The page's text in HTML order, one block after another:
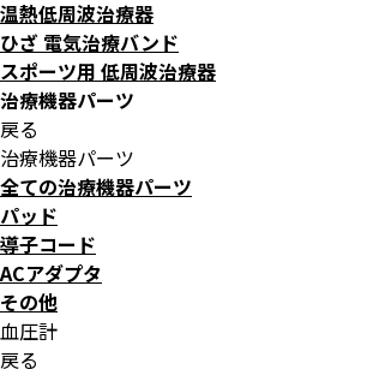
温熱低周波治療器
ひざ 電気治療バンド
スポーツ用 低周波治療器
治療機器パーツ
戻る
治療機器パーツ
全ての治療機器パーツ
パッド
導子コード
ACアダプタ
その他
血圧計
戻る